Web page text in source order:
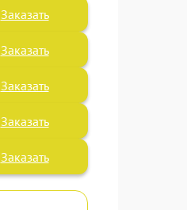
Заказать